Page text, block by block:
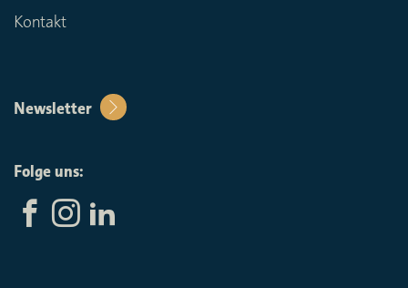
Kontakt
Newsletter
Folge uns: